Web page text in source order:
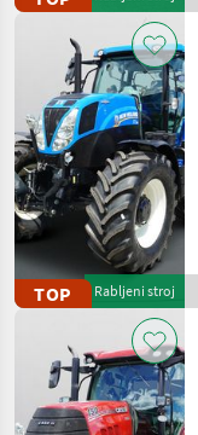
TOP Rabljeni stroj